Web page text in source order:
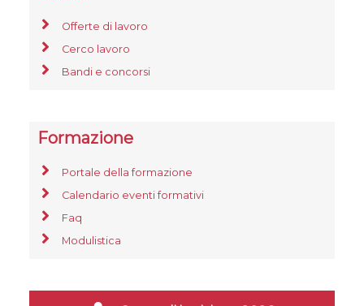
Offerte di lavoro
Cerco lavoro
Bandi e concorsi
Formazione
Portale della formazione
Calendario eventi formativi
Faq
Modulistica